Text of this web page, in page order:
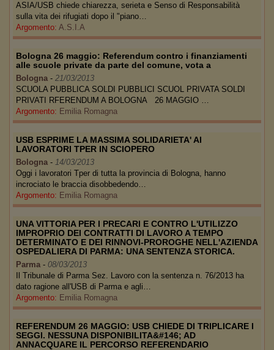
ASIA/USB chiede chiarezza, serieta e Senso di Responsabilità
sulla vita dei rifugiati dopo il "piano…
Argomento: A.S.I.A
Bologna 26 maggio: Referendum contro i finanziamenti
alle scuole private da parte del comune, vota a
Bologna - 21/03/2013
SCUOLA PUBBLICA SOLDI PUBBLICI SCUOL PRIVATA SOLDI
PRIVATI RFERENDUM A BOLOGNA 26 MAGGIO …
Argomento: Emilia Romagna
USB ESPRIME LA MASSIMA SOLIDARIETA' AI
LAVORATORI TPER IN SCIOPERO
Bologna - 14/03/2013
Oggi i lavoratori Tper di tutta la provincia di Bologna, hanno
incrociato le braccia disobbedendo…
Argomento: Emilia Romagna
UNA VITTORIA PER I PRECARI E CONTRO L'UTILIZZO
IMPROPRIO DEI CONTRATTI DI LAVORO A TEMPO
DETERMINATO E DEI RINNOVI-PROROGHE NELL'AZIENDA
OSPEDALIERA DI PARMA: UNA SENTENZA STORICA.
Parma - 08/03/2013
Il Tribunale di Parma Sez. Lavoro con la sentenza n. 76/2013 ha
dato ragione all'USB di Parma e agli…
Argomento: Emilia Romagna
REFERENDUM 26 MAGGIO: USB CHIEDE DI TRIPLICARE I
SEGGI. NESSUNA DISPONIBILITA&#146; AD
ANNACQUARE IL PERCORSO REFERENDARIO